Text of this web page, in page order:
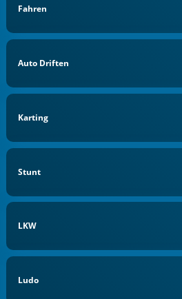
Fahren
Auto Driften
Karting
Stunt
LKW
Ludo